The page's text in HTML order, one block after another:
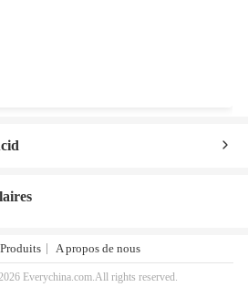
Produits A propos de nous
Everychina.com.All rights reserved.